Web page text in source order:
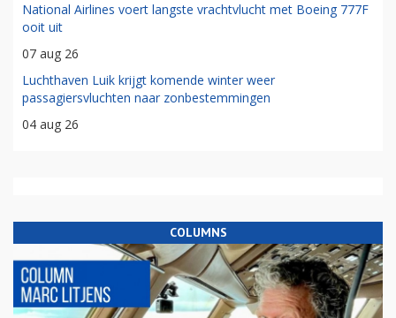
National Airlines voert langste vrachtvlucht met Boeing 777F
ooit uit
07 aug 26
Luchthaven Luik krijgt komende winter weer
passagiersvluchten naar zonbestemmingen
04 aug 26
COLUMNS